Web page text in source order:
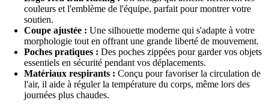
couleurs et l'emblème de l'équipe, parfait pour montrer votre
soutien.
Coupe ajustée : Une silhouette moderne qui s'adapte à votre
morphologie tout en offrant une grande liberté de mouvement.
Poches pratiques : Des poches zippées pour garder vos objets
essentiels en sécurité pendant vos déplacements.
Matériaux respirants : Conçu pour favoriser la circulation de
l'air, il aide à réguler la température du corps, même lors des
journées plus chaudes.